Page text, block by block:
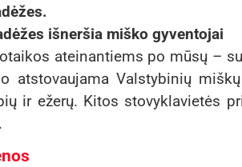
išneršia miško gyventojai
ateinantiems po mūsų –
atstovaujama Valstybinių
ir ežerų. Kitos stovyklavietės